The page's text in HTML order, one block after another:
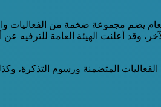
يضم مجموعة ضخمة من الفعاليات
وقد أعلنت الهيئة العامة
المتضمنة ورسوم التذكرة،